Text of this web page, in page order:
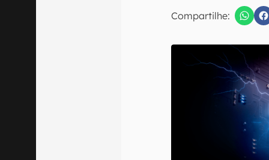
Compartilhe:
Confirmo que